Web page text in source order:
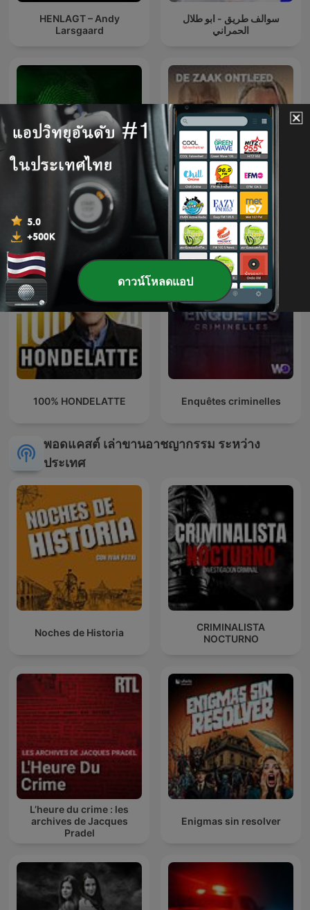
HENLAGT – Andy
Larsgaard
سوالف طريق - ابو طلال
الحمراني
Forensic Files De zaak ontleed
100% HONDELATTE Enquêtes criminelles
พอดแคสต์ เล่าขานอาชญากรรม ระหว่าง
ประเทศ
Noches de Historia
CRIMINALISTA
NOCTURNO
L’heure du crime : les
archives de Jacques
Pradel
Enigmas sin resolver
ดาวน์โหลดแอป